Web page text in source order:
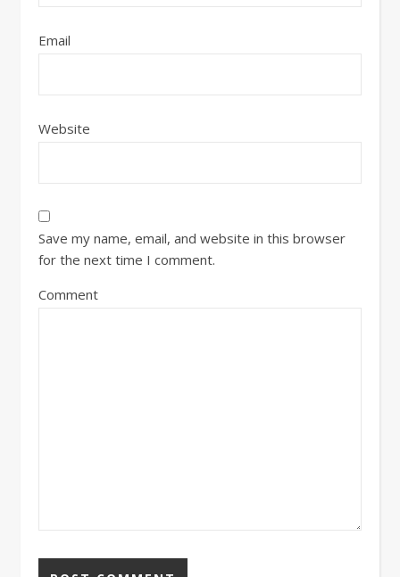
Email
Website
Save my name, email, and website in this browser
for the next time I comment.
Comment